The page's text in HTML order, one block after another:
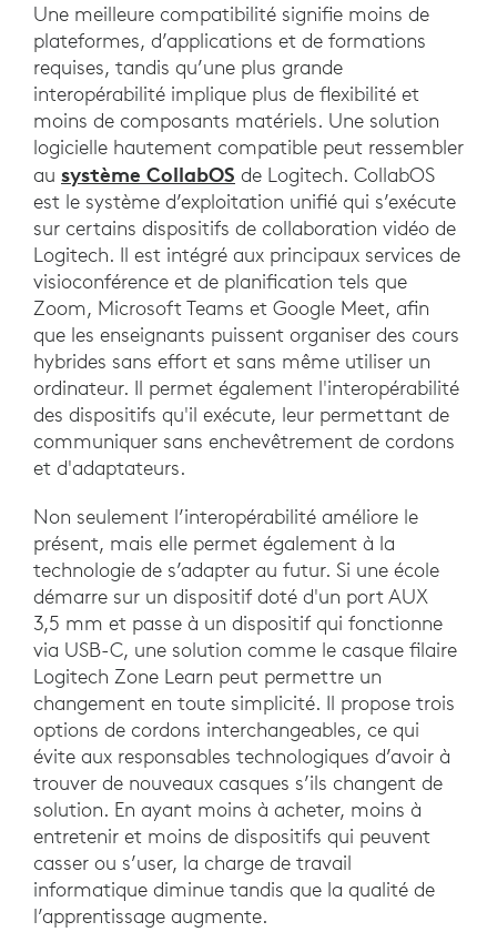
Une meilleure compatibilité signifie moins de
plateformes, d’applications et de formations
requises, tandis qu’une plus grande
interopérabilité implique plus de flexibilité et
moins de composants matériels. Une solution
logicielle hautement compatible peut ressembler
au système CollabOS de Logitech. CollabOS
est le système d’exploitation unifié qui s’exécute
sur certains dispositifs de collaboration vidéo de
Logitech. Il est intégré aux principaux services de
visioconférence et de planification tels que
Zoom, Microsoft Teams et Google Meet, afin
que les enseignants puissent organiser des cours
hybrides sans effort et sans même utiliser un
ordinateur. Il permet également l'interopérabilité
des dispositifs qu'il exécute, leur permettant de
communiquer sans enchevêtrement de cordons
et d'adaptateurs.
Non seulement l’interopérabilité améliore le
présent, mais elle permet également à la
technologie de s’adapter au futur. Si une école
démarre sur un dispositif doté d'un port AUX
3,5 mm et passe à un dispositif qui fonctionne
via USB-C, une solution comme le casque filaire
Logitech Zone Learn peut permettre un
changement en toute simplicité. Il propose trois
options de cordons interchangeables, ce qui
évite aux responsables technologiques d’avoir à
trouver de nouveaux casques s’ils changent de
solution. En ayant moins à acheter, moins à
entretenir et moins de dispositifs qui peuvent
casser ou s’user, la charge de travail
informatique diminue tandis que la qualité de
l’apprentissage augmente.